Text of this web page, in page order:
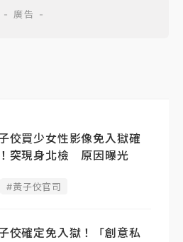
佼買少女性影像免入獄確
突現身北檢 原因曝光
#黃子佼官司
佼確定免入獄！「創意私